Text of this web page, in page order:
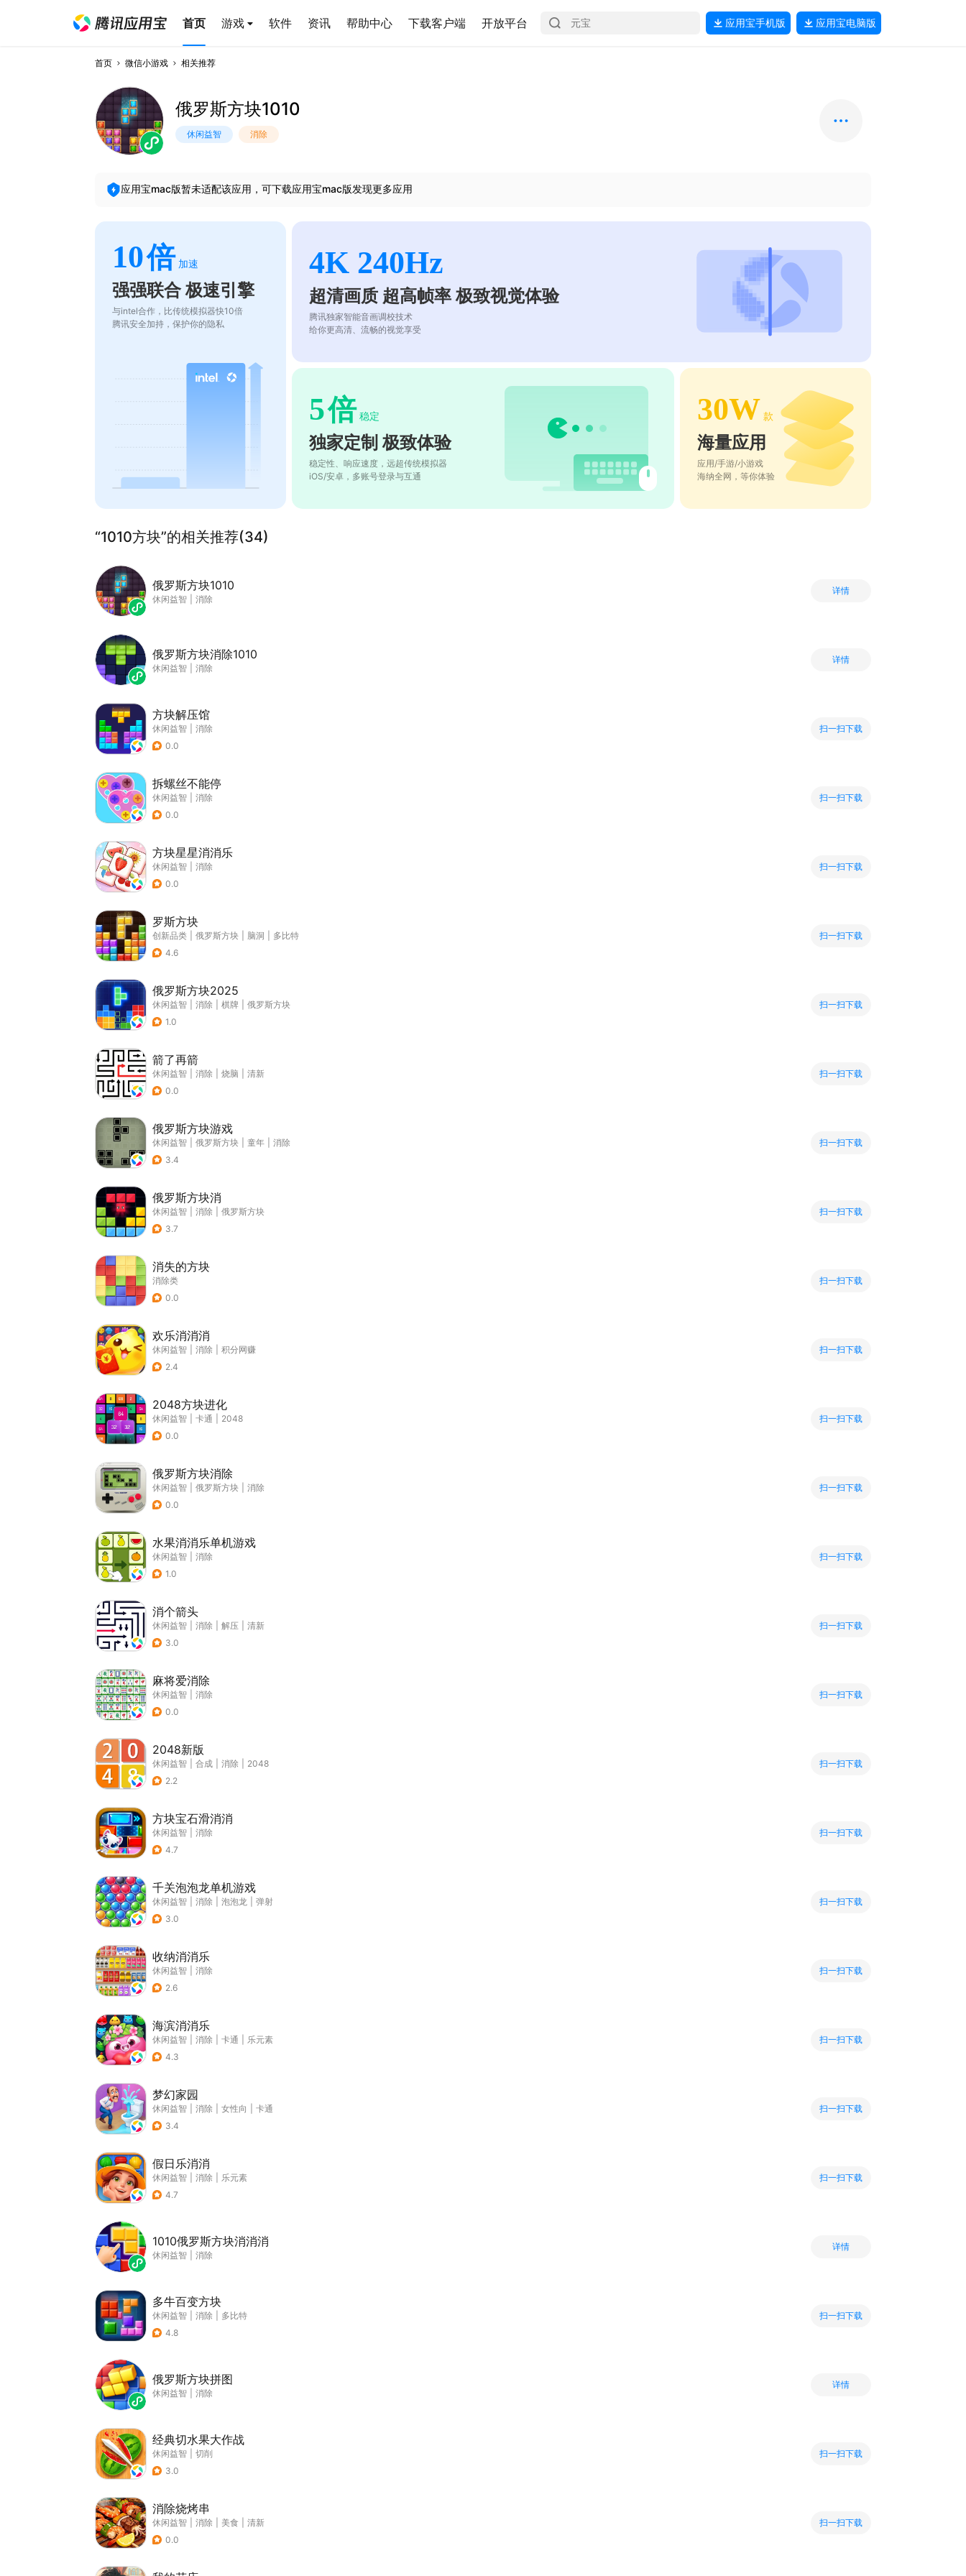
首页 游戏 软件 资讯 帮助中心 下载客户端 开放平台 应用宝手机版 应用宝电脑版
首页 微信小游戏 相关推荐
俄罗斯方块1010
休闲益智 消除
应用宝mac版暂未适配该应用，可下载应用宝mac版发现更多应用
10倍 加速
强强联合 极速引擎
与intel合作，比传统模拟器快10倍
腾讯安全加持，保护你的隐私
4K 240Hz
超清画质 超高帧率 极致视觉体验
腾讯独家智能音画调校技术
给你更高清、流畅的视觉享受
5倍 稳定
独家定制 极致体验
稳定性、响应速度，远超传统模拟器
iOS/安卓，多账号登录与互通
30W 款
海量应用
应用/手游/小游戏
海纳全网，等你体验
“1010方块”的相关推荐(34)
俄罗斯方块1010
休闲益智 消除
详情
俄罗斯方块消除1010
休闲益智 消除
详情
方块解压馆
休闲益智
消除
0.0
扫一扫下载
拆螺丝不能停
休闲益智
消除
0.0
扫一扫下载
方块星星消消乐
休闲益智
消除
0.0
扫一扫下载
罗斯方块
创新品类 俄罗斯方块 脑洞
多比特
4.6
扫一扫下载
俄罗斯方块2025
休闲益智 消除 棋牌
俄罗斯方块
1.0
扫一扫下载
箭了再箭
休闲益智 消除 烧脑
清新
0.0
扫一扫下载
俄罗斯方块游戏
休闲益智 俄罗斯方块 童年
消除
3.4
扫一扫下载
俄罗斯方块消
休闲益智 消除
俄罗斯方块
3.7
扫一扫下载
消失的方块
消除类
0.0
扫一扫下载
欢乐消消消
休闲益智 消除
积分网赚
2.4
扫一扫下载
2048方块进化
休闲益智 卡通
2048
0.0
扫一扫下载
俄罗斯方块消除
休闲益智 俄罗斯方块
消除
0.0
扫一扫下载
水果消消乐单机游戏
休闲益智
消除
1.0
扫一扫下载
消个箭头
休闲益智 消除 解压
清新
3.0
扫一扫下载
麻将爱消除
休闲益智
消除
0.0
扫一扫下载
2048新版
休闲益智 合成 消除
2048
2.2
扫一扫下载
方块宝石滑消消
休闲益智
消除
4.7
扫一扫下载
千关泡泡龙单机游戏
休闲益智 消除 泡泡龙
弹射
3.0
扫一扫下载
收纳消消乐
休闲益智
消除
2.6
扫一扫下载
海滨消消乐
休闲益智 消除 卡通
乐元素
4.3
扫一扫下载
梦幻家园
休闲益智 消除 女性向
卡通
3.4
扫一扫下载
假日乐消消
休闲益智 消除
乐元素
4.7
扫一扫下载
1010俄罗斯方块消消消
休闲益智 消除
详情
多牛百变方块
休闲益智 消除
多比特
4.8
扫一扫下载
俄罗斯方块拼图
休闲益智 消除
详情
经典切水果大作战
休闲益智
切削
3.0
扫一扫下载
消除烧烤串
休闲益智 消除 美食
清新
0.0
扫一扫下载